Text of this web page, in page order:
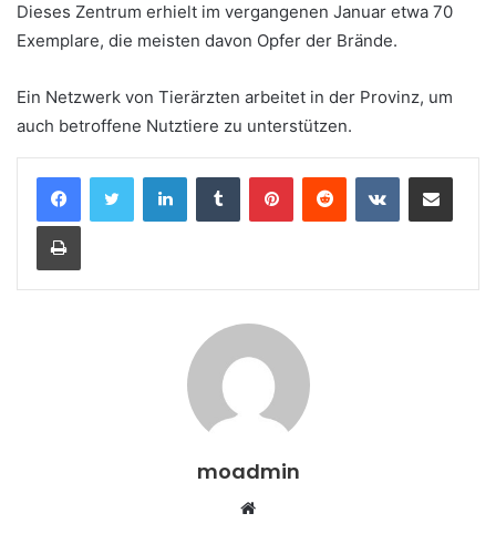
Dieses Zentrum erhielt im vergangenen Januar etwa 70
Exemplare, die meisten davon Opfer der Brände.
Ein Netzwerk von Tierärzten arbeitet in der Provinz, um
auch betroffene Nutztiere zu unterstützen.
LinkedInTumblr PinterestReddit VKontakteTeile per E-Mail
Drucken
moadmin
Webseite